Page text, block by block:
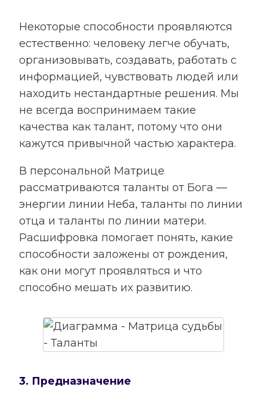
Некоторые способности проявляются
естественно: человеку легче обучать,
организовывать, создавать, работать с
информацией, чувствовать людей или
находить нестандартные решения. Мы
не всегда воспринимаем такие
качества как талант, потому что они
кажутся привычной частью характера.
В персональной Матрице
рассматриваются таланты от Бога —
энергии линии Неба, таланты по линии
отца и таланты по линии матери.
Расшифровка помогает понять, какие
способности заложены от рождения,
как они могут проявляться и что
способно мешать их развитию.
3. Предназначение